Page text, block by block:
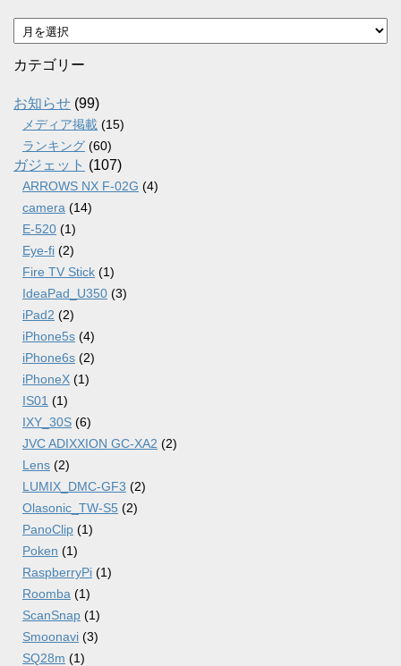
ア
ー
カ
ブ
カテゴリー
お知らせ (99)
メディア掲載 (15)
ランキング (60)
ガジェット (107)
ARROWS NX F-02G (4)
camera (14)
E-520 (1)
Eye-fi (2)
Fire TV Stick (1)
IdeaPad_U350 (3)
iPad2 (2)
iPhone5s (4)
iPhone6s (2)
iPhoneX (1)
IS01 (1)
IXY_30S (6)
JVC ADIXXION GC-XA2 (2)
Lens (2)
LUMIX_DMC-GF3 (2)
Olasonic_TW-S5 (2)
PanoClip (1)
Poken (1)
RaspberryPi (1)
Roomba (1)
ScanSnap (1)
Smoonavi (3)
SQ28m (1)